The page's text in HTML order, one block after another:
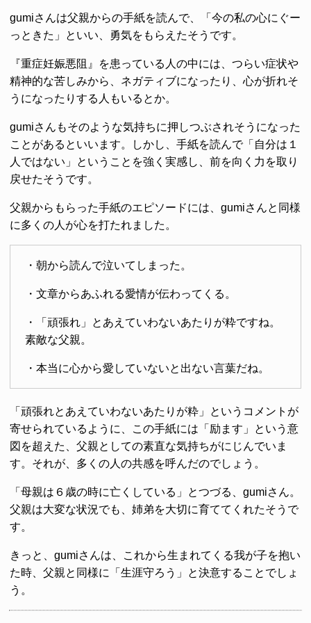
gumiさんは父親からの手紙を読んで、「今の私の心にぐー
っときた」といい、勇気をもらえたそうです。
『重症妊娠悪阻』を患っている人の中には、つらい症状や
精神的な苦しみから、ネガティブになったり、心が折れそ
うになったりする人もいるとか。
gumiさんもそのような気持ちに押しつぶされそうになった
ことがあるといいます。しかし、手紙を読んで「自分は１
人ではない」ということを強く実感し、前を向く力を取り
戻せたそうです。
父親からもらった手紙のエピソードには、gumiさんと同様
に多くの人が心を打たれました。
・朝から読んで泣いてしまった。
・文章からあふれる愛情が伝わってくる。
・「頑張れ」とあえていわないあたりが粋ですね。
素敵な父親。
・本当に心から愛していないと出ない言葉だね。
「頑張れとあえていわないあたりが粋」というコメントが
寄せられているように、この手紙には「励ます」という意
図を超えた、父親としての素直な気持ちがにじんでいま
す。それが、多くの人の共感を呼んだのでしょう。
「母親は６歳の時に亡くしている」とつづる、gumiさん。
父親は大変な状況でも、姉弟を大切に育ててくれたそうで
す。
きっと、gumiさんは、これから生まれてくる我が子を抱い
た時、父親と同様に「生涯守ろう」と決意することでしょ
う。